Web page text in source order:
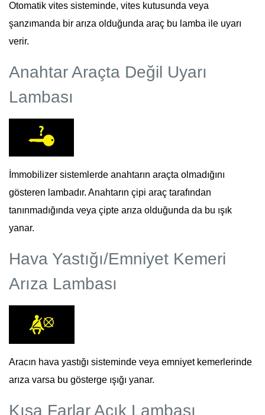
Otomatik vites sisteminde, vites kutusunda veya
şanzımanda bir arıza olduğunda araç bu lamba ile uyarı
verir.
Anahtar Araçta Değil Uyarı
Lambası
İmmobilizer sistemlerde anahtarın araçta olmadığını
gösteren lambadır. Anahtarın çipi araç tarafından
tanınmadığında veya çipte arıza olduğunda da bu ışık
yanar.
Hava Yastığı/Emniyet Kemeri
Arıza Lambası
Aracın hava yastığı sisteminde veya emniyet kemerlerinde
arıza varsa bu gösterge ışığı yanar.
Kısa Farlar Açık Lambası